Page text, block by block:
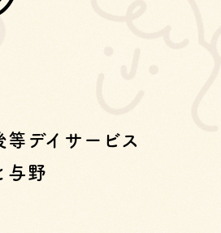
等デイサービス
与野